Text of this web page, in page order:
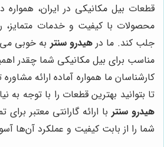
قطعات بیل مکانیکی در ایران، همواره
محصولات با کیفیت و خدمات متمایز،
جلب کند. ما درهیدرو سنتر به خوبی
مناسب برای بیل مکانیکی شما چقدر
کارشناسان ما همواره آماده ارائه
تا بتوانید بهترین قطعات را با توجه به
هیدرو سنتر با ارائه گارانتی معتبر
شما را از بابت کیفیت و عملکرد آن‌ها